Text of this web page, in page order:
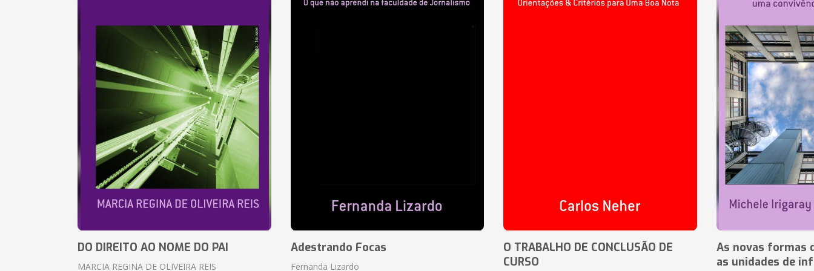
DO DIREITO AO NOME DO PAI
MARCIA REGINA DE OLIVEIRA REIS
Adestrando Focas
Fernanda Lizardo
O TRABALHO DE CONCLUSÃO DE
CURSO
As novas formas
as unidades de